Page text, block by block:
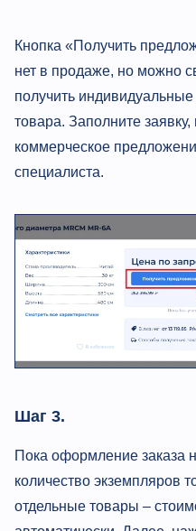
Кнопка «Получить
нет в продаже, но можно
получить
товара. Заполните
коммерческое
специалиста.
Шаг 3.
Пока оформление заказа
количество экземпляров
отдельные товары –